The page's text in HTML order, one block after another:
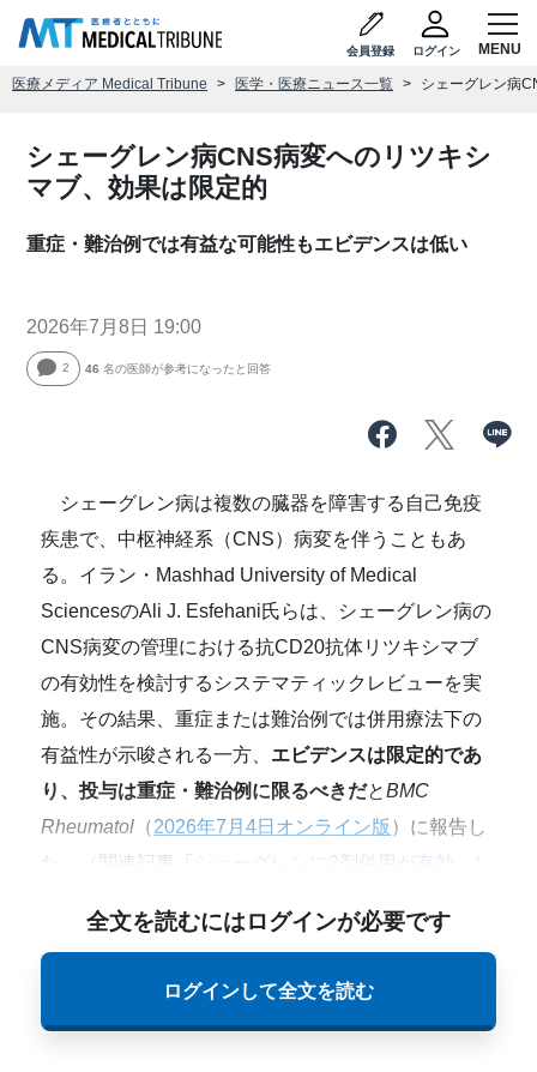
会員登録 ログイン
医療メディア Medical Tribune 医学・医療ニュース一覧 シェーグレン病
シェーグレン病CNS病変へのリツキシ
マブ、効果は限定的
重症・難治例では有益な可能性もエビデンスは低い
2026年7月8日 19:00
2 46 名の医師が参考になったと回答
シェーグレン病は複数の臓器を障害する自己免疫
疾患で、中枢神経系（CNS）病変を伴うこともあ
る。イラン・Mashhad University of Medical
SciencesのAli J. Esfehani氏らは、シェーグレン病の
CNS病変の管理における抗CD20抗体リツキシマブ
の有効性を検討するシステマティックレビューを実
施。その結果、重症または難治例では併用療法下の
有益性が示唆される一方、 エビデンスは限定的であ
り、投与は重症・難治例に限るべきだとBMC
Rheumatol （2026年7月4日オンライン版 ）に報告し
た。（関連記事「
シェーグレンに2剤併用が有効
全文を読むにはログインが必要です
ログインして全文を読む